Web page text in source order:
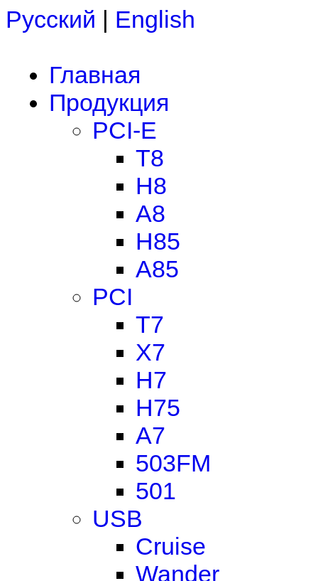
Русский | English
Главная
Продукция
PCI-E
T8
H8
A8
H85
A85
PCI
T7
X7
H7
H75
A7
503FM
501
USB
Cruise
Wander